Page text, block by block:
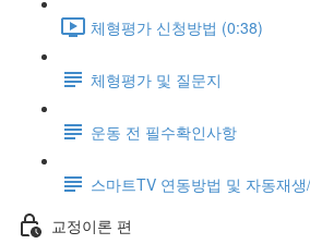
체형평가 신청방법 (0:38)
체형평가 및 질문지
운동 전 필수확인사항
스마트TV 연동방법 및 자동재
교정이론 편